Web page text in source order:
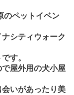
ペットイベン
シティウォーク
す。
屋外用の犬小屋
いがあったり美